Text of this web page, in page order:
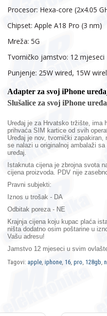
Procesor: Hexa-core (2x4.05
Chipset: Apple A18 Pro (3 nm)
Mreža: 5G
Tvorničko jamstvo: 12 mjeseci
Punjenje: 25W wired, 15W
Adapter za svoj iPhone
Slušalice za svoj iPhone
Uređaj je za Hrvatsko tržište, ima
prihvaća SIM kartice od svih
Uređaj je nov, tvornički zapakiran,
se nalazi u originalnoj ambalaži
uređaj.
Istaknuta cijena je zbrojna svota
cijena proizvoda. PDV nije
Pravni subjekti:
Iznos u trošak - DA
Odbitak poreza - NE
Krajnja cijena koju kupac plaća
ništa dodatno osim poštarine u
Vašu adresu!
Jamstvo 12 mjeseci u svim
Tagovi: apple, iphone, 16, pro, 128gb,